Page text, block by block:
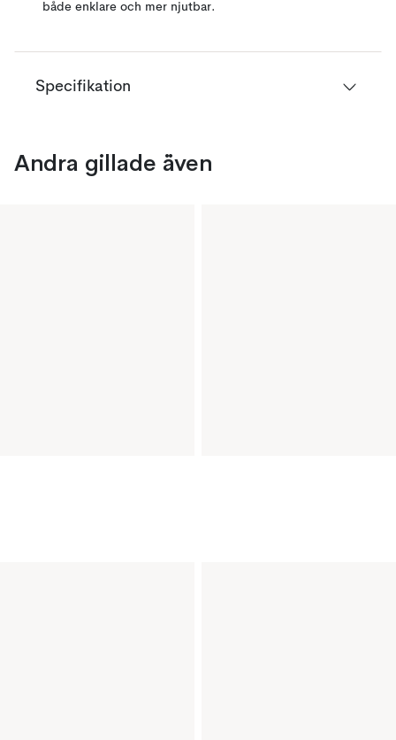
både enklare och mer njutbar.
Specifikation
Andra gillade även